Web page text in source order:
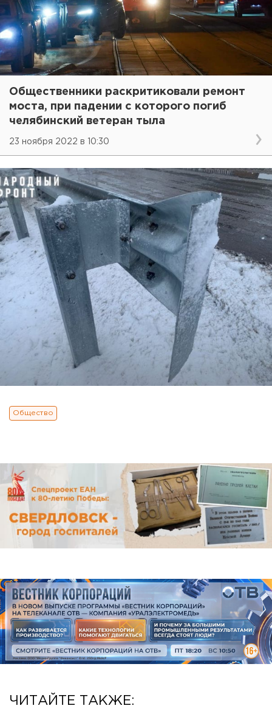
Общественники раскритиковали ремонт
моста, при падении с которого погиб
челябинский ветеран тыла
23 ноября 2022 в 10:30
Общество
ЧИТАЙТЕ ТАКЖЕ: